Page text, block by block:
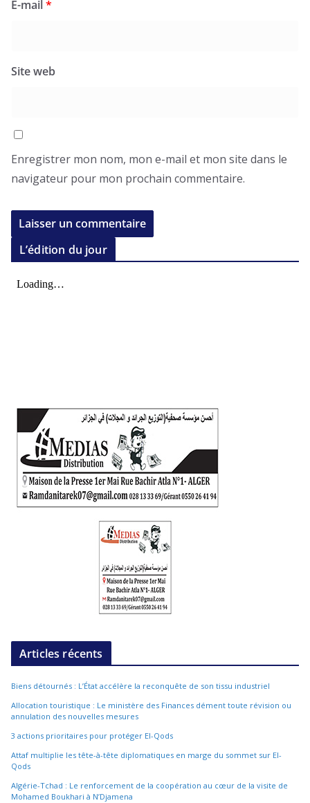
E-mail*
Site web
Enregistrer mon nom, mon e-mail et mon site dans le
navigateur pour mon prochain commentaire.
L’édition du jour
Articles récents
Biens détournés : L’État accélère la reconquête de son tissu industriel
Allocation touristique : Le ministère des Finances dément toute révision ou
annulation des nouvelles mesures
3 actions prioritaires pour protéger El-Qods
Attaf multiplie les tête-à-tête diplomatiques en marge du sommet sur El-
Qods
Algérie-Tchad : Le renforcement de la coopération au cœur de la visite de
Mohamed Boukhari à N’Djamena